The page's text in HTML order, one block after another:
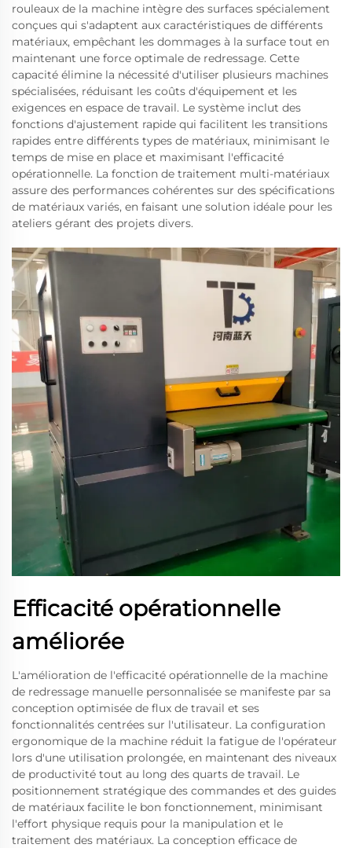
rouleaux de la machine intègre des surfaces spécialement
conçues qui s'adaptent aux caractéristiques de différents
matériaux, empêchant les dommages à la surface tout en
maintenant une force optimale de redressage. Cette
capacité élimine la nécessité d'utiliser plusieurs machines
spécialisées, réduisant les coûts d'équipement et les
exigences en espace de travail. Le système inclut des
fonctions d'ajustement rapide qui facilitent les transitions
rapides entre différents types de matériaux, minimisant le
temps de mise en place et maximisant l'efficacité
opérationnelle. La fonction de traitement multi-matériaux
assure des performances cohérentes sur des spécifications
de matériaux variés, en faisant une solution idéale pour les
ateliers gérant des projets divers.
Efficacité opérationnelle
améliorée
L'amélioration de l'efficacité opérationnelle de la machine
de redressage manuelle personnalisée se manifeste par sa
conception optimisée de flux de travail et ses
fonctionnalités centrées sur l'utilisateur. La configuration
ergonomique de la machine réduit la fatigue de l'opérateur
lors d'une utilisation prolongée, en maintenant des niveaux
de productivité tout au long des quarts de travail. Le
positionnement stratégique des commandes et des guides
de matériaux facilite le bon fonctionnement, minimisant
l'effort physique requis pour la manipulation et le
traitement des matériaux. La conception efficace de